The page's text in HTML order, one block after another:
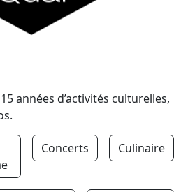
années d’activités culturelles,
Concerts Culinaire